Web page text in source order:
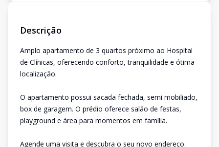
Descrição
Amplo apartamento de 3 quartos próximo ao Hospital
de Clínicas, oferecendo conforto, tranquilidade e ótima
localização.
O apartamento possui sacada fechada, semi mobiliado,
box de garagem. O prédio oferece salão de festas,
playground e área para momentos em família.
Agende uma visita e descubra o seu novo endereço.